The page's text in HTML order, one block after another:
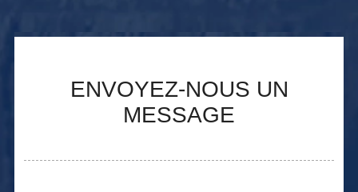
ENVOYEZ-NOUS UN
MESSAGE